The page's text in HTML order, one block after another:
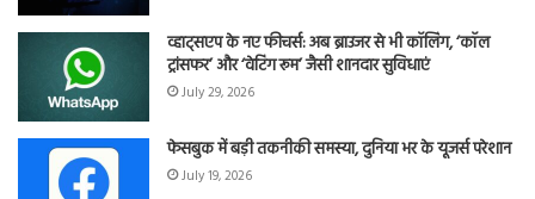
व्हाट्सएप के नए फीचर्स: अब ब्राउजर से भी कॉलिंग, ‘कॉल
ट्रांसफर’ और ‘वेटिंग रूम’ जैसी शानदार सुविधाएं
July 29, 2026
फेसबुक में बड़ी तकनीकी समस्या, दुनिया भर के यूजर्स परेशान
July 19, 2026